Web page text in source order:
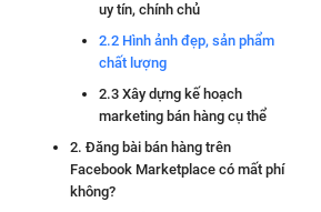
uy tín, chính chủ
2.2 Hình ảnh đẹp, sản phẩm
chất lượng
2.3 Xây dựng kế hoạch
marketing bán hàng cụ thể
2. Đăng bài bán hàng trên
Facebook Marketplace có mất phí
không?